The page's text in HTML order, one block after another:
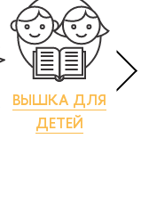
ВЫШКА ДЛЯ
ДЕТЕЙ